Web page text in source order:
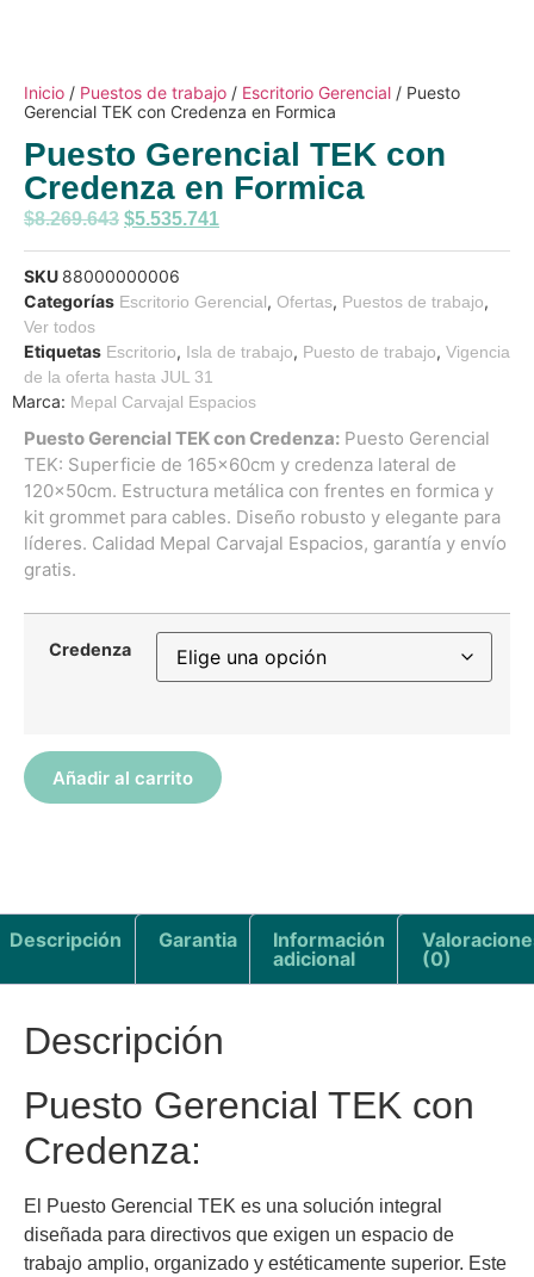
Inicio / Puestos de trabajo / Escritorio Gerencial / Puesto
Gerencial TEK con Credenza en Formica
Puesto Gerencial TEK con
Credenza en Formica
$8.269.643 $5.535.741
SKU 88000000006
Categorías Escritorio Gerencial, Ofertas, Puestos de trabajo,
Ver todos
Etiquetas Escritorio, Isla de trabajo, Puesto de trabajo, Vigencia
de la oferta hasta JUL 31
Marca: Mepal Carvajal Espacios
Puesto Gerencial TEK con Credenza: Puesto Gerencial
TEK: Superficie de 165x60cm y credenza lateral de
120x50cm. Estructura metálica con frentes en formica y
kit grommet para cables. Diseño robusto y elegante para
líderes. Calidad Mepal Carvajal Espacios, garantía y envío
gratis.
Credenza
Añadir al carrito
Descripción Garantia
Información
adicional
(0)
Descripción
Puesto Gerencial TEK con
Credenza:
El Puesto Gerencial TEK es una solución integral
diseñada para directivos que exigen un espacio de
trabajo amplio, organizado y estéticamente superior. Este